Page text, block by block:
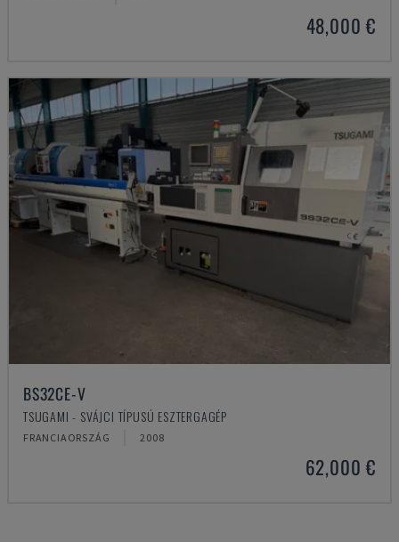
48,000 €
BS32CE-V
TSUGAMI - SVÁJCI TÍPUSÚ ESZTERGAGÉP
FRANCIAORSZÁG 2008
62,000 €